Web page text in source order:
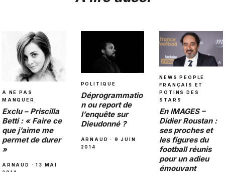
A NE PAS
MANQUER
Exclu – Priscilla
Betti : « Faire ce
que j’aime me
permet de durer
»
ARNAUD · 13 MAI
POLITIQUE
Déprogrammatio
n ou report de
l’enquête sur
Dieudonné ?
ARNAUD · 9 JUIN
2014
NEWS PEOPLE
FRANÇAIS ET
POTINS DES
STARS
En IMAGES –
Didier Roustan :
ses proches et
les figures du
football réunis
pour un adieu
émouvant